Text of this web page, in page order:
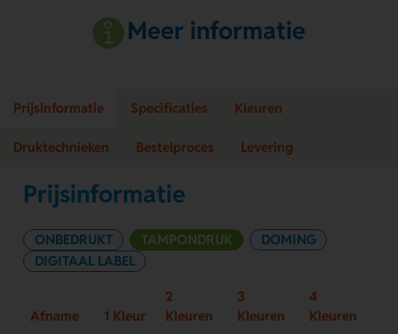
Meer informatie
Prijsinformatie Specificaties Kleuren
Druktechnieken Bestelproces Levering
Prijsinformatie
ONBEDRUKT TAMPONDRUK
DOMING
DIGITAAL LABEL
Afname 1 Kleur
2
Kleuren
3
Kleuren
4
Kleuren